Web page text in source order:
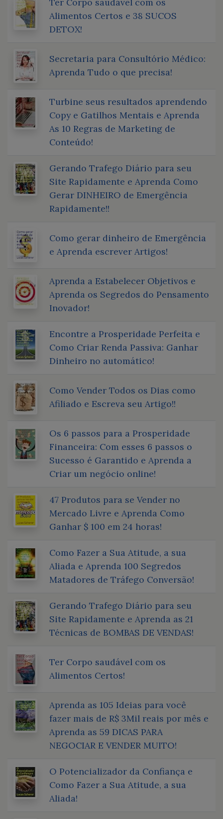
Alimentos Certos e 38 SUCOS
DETOX!
Secretaria para Consultório Médico:
Aprenda Tudo o que precisa!
Turbine seus resultados aprendendo
Copy e Gatilhos Mentais e Aprenda
As 10 Regras de Marketing de
Conteúdo!
Gerando Trafego Diário para seu
Site Rapidamente e Aprenda Como
Gerar DINHEIRO de Emergência
Rapidamente!!
Como gerar dinheiro de Emergência
e Aprenda escrever Artigos!
Aprenda a Estabelecer Objetivos e
Aprenda os Segredos do Pensamento
Inovador!
Encontre a Prosperidade Perfeita e
Como Criar Renda Passiva: Ganhar
Dinheiro no automático!
Como Vender Todos os Dias como
Afiliado e Escreva seu Artigo!!
Os 6 passos para a Prosperidade
Financeira: Com esses 6 passos o
Sucesso é Garantido e Aprenda a
Criar um negócio online!
47 Produtos para se Vender no
Mercado Livre e Aprenda Como
Ganhar $ 100 em 24 horas!
Como Fazer a Sua Atitude, a sua
Aliada e Aprenda 100 Segredos
Matadores de Tráfego Conversão!
Gerando Trafego Diário para seu
Site Rapidamente e Aprenda as 21
Técnicas de BOMBAS DE VENDAS!
Ter Corpo saudável com os
Alimentos Certos!
Aprenda as 105 Ideias para você
fazer mais de R$ 3Mil reais por mês e
Aprenda as 59 DICAS PARA
NEGOCIAR E VENDER MUITO!
O Potencializador da Confiança e
Como Fazer a Sua Atitude, a sua
Aliada!